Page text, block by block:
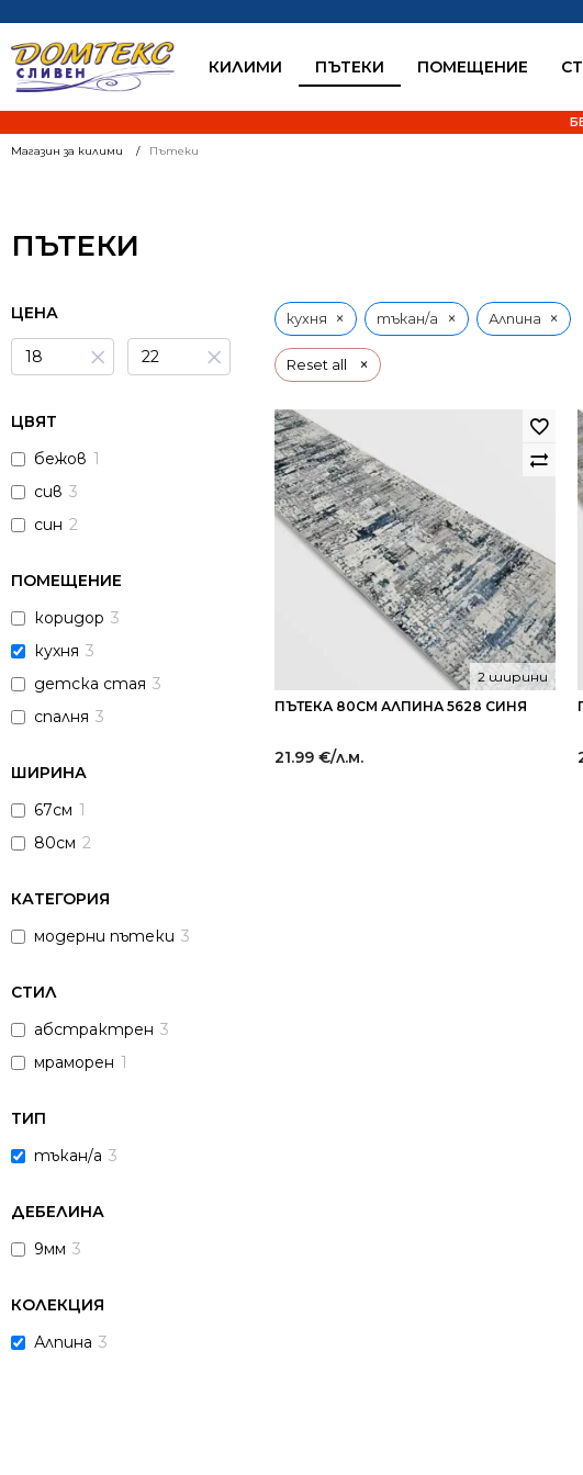
КИЛИМИ ПЪТЕКИ ПОМЕЩЕНИЕ
Магазин за килими Пътеки
ПЪТЕКИ
ЦЕНА
× ×
ЦВЯТ
бежов 1
сив 3
син 2
ПОМЕЩЕНИЕ
коридор 3
кухня 3
детска стая 3
спалня 3
ШИРИНА
67см 1
80см 2
КАТЕГОРИЯ
модерни пътеки 3
СТИЛ
абстрактрен 3
мраморен 1
ТИП
тъкан/а 3
ДЕБЕЛИНА
9мм 3
КОЛЕКЦИЯ
Алпина 3
Reset all ×
кухня × тъкан/а × Алпина ×
ПЪТЕКА 80СМ АЛПИНА 5628 СИНЯ
2 ширини
21.99 €/л.м.